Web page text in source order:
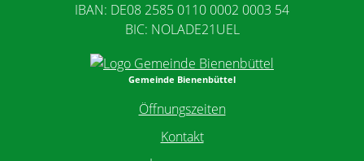
IBAN: DE08 2585 0110 0002 0003 54
BIC: NOLADE21UEL
Gemeinde Bienenbüttel
Öffnungszeiten
Kontakt